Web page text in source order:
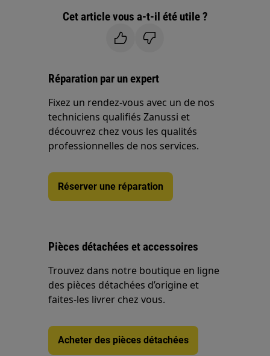
Cet article vous a-t-il été utile ?
Réparation par un expert
Fixez un rendez-vous avec un de nos
techniciens qualifiés Zanussi et
découvrez chez vous les qualités
professionnelles de nos services.
Réserver une réparation
Pièces détachées et accessoires
Trouvez dans notre boutique en ligne
des pièces détachées d’origine et
faites-les livrer chez vous.
Acheter des pièces détachées